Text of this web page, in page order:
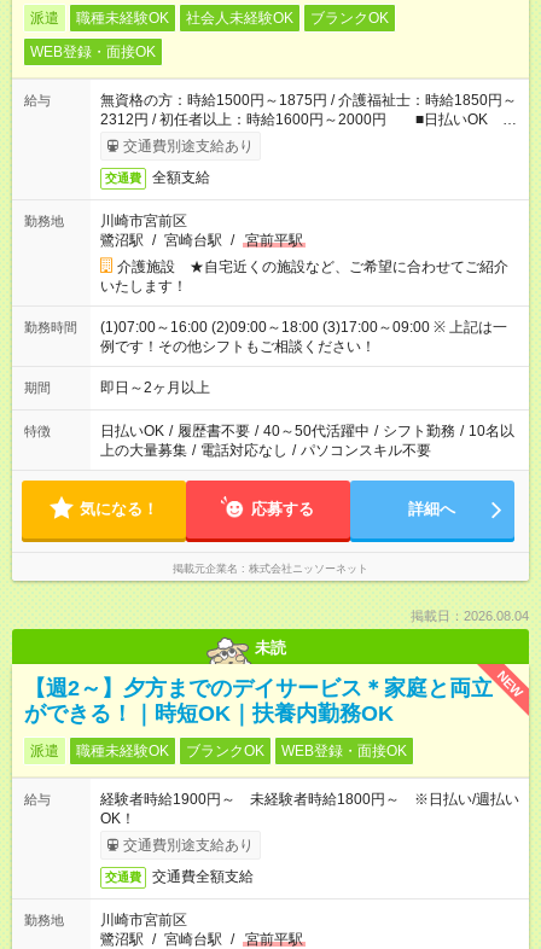
派遣 職種未経験OK 社会人未経験OK
ブランクOK
WEB登録・面接OK
給与
無資格の方：時給1500円～1875円 / 介護福祉士：時給1850円～
2312円 / 初任者以上：時給1600円～2000円 ■日払いOK ■
日収例：1万2000円（時給1500円×8h）
交通費別途支給あり
交通費 全額支給
勤務地
川崎市宮前区
鷺沼駅 / 宮崎台駅 / 宮前平駅
介護施設 ★自宅近くの施設など、ご希望に合わせてご紹介
いたします！
勤務時間
(1)07:00～16:00 (2)09:00～18:00 (3)17:00～09:00 ※ 上記は一
例です！その他シフトもご相談ください！
期間 即日～2ヶ月以上
特徴 日払いOK / 履歴書不要 / 40～50代活躍中 / シフト勤務 / 10名以
上の大量募集 / 電話対応なし / パソコンスキル不要
気になる！ 応募する 詳細へ
掲載元企業名 株式会社ニッソーネット
掲載日：2026.08.04
未読
NEW
【週2～】夕方までのデイサービス＊家庭と両立
ができる！｜時短OK｜扶養内勤務OK
派遣 職種未経験OK ブランクOK WEB登録・面接OK
給与
経験者時給1900円～ 未経験者時給1800円～ ※日払い/週払い
OK！
交通費別途支給あり
交通費 交通費全額支給
勤務地
川崎市宮前区
鷺沼駅 / 宮崎台駅 / 宮前平駅